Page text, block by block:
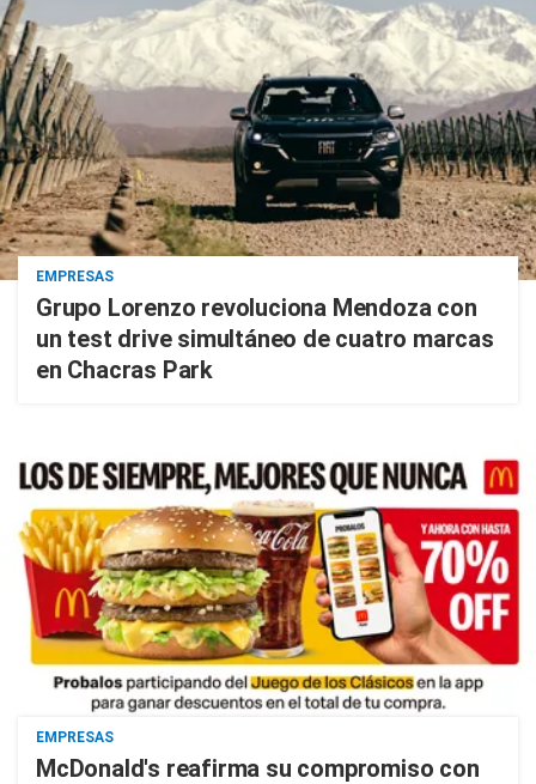
EMPRESAS
Grupo Lorenzo revoluciona Mendoza con
un test drive simultáneo de cuatro marcas
en Chacras Park
EMPRESAS
McDonald's reafirma su compromiso con